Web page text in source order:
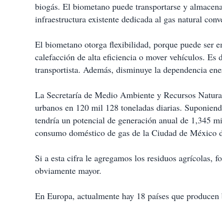
biogás. El biometano puede transportarse y
infraestructura existente dedicada al gas natural
El biometano otorga flexibilidad, porque puede ser
calefacción de alta eficiencia o mover vehículos.
transportista. Además, disminuye la dependencia
La Secretaría de Medio Ambiente y Recursos
urbanos en 120 mil 128 toneladas diarias.
tendría un potencial de generación anual de 1,345
consumo doméstico de gas de la Ciudad de México
Si a esta cifra le agregamos los residuos agrícolas,
obviamente mayor.
En Europa, actualmente hay 18 países que